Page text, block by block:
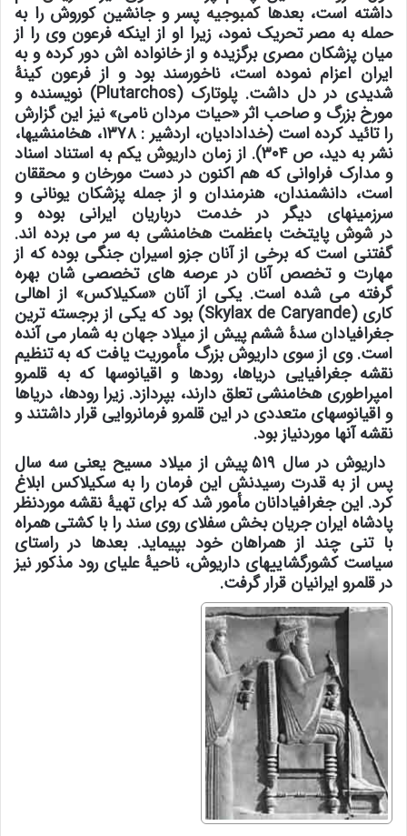
داشته است، بعدهاکمبوجیه پسر و جانشین کوروش را به
حمله به مصر تحریک نمود، زیرا او از اینکه فرعون وی را از
میان پزشکان مصری برگزیده و از خانواده اش دور کرده و به
ایران اعزام نموده است، ناخورسند بود و از فرعون کینۀ
شدیدی در دل داشت.پلوتارک (Plutarchos) نویسنده و
مورخ بزرگ و صاحب اثر «حیات مردان نامی» نیز این گزارش
را تائید کرده است (خدادادیان، اردشیر : ۱۳۷۸، هخامنشیها،
نشر به دید، ص ۳۰۴). از زمان داریوش یکم به استناد اسناد
و مدارک فراوانی که هم اکنون در دست مورخان و محققان
است، دانشمندان، هنرمندان و از جمله پزشکان یونانی و
سرزمینهای دیگر در خدمت درباریان ایرانی بوده و
درشوش پایتخت باعظمتهخامنشی به سر می برده اند.
گفتنی است که برخی از آنان جزو اسیران جنگی بوده که از
مهارت و تخصص آنان در عرصه های تخصصی شان بهره
گرفته می شده است. یکی از آنان «سکیلاکس» از اهالی
کاری (Skylax de Caryande) بود که یکی از برجسته ترین
جغرافیادان سدۀ ششم پیش از میلادجهانبه شمار می آنده
است. وی از سوی داریوش بزرگ مأموریت یافت که به تنظیم
نقشه جغرافیایی دریاها، رودها و اقیانوسها که به قلمرو
امپراطوری هخامنشی تعلق دارند، بپردازد. زیرا رودها، دریاها
و اقیانوسهای متعددی در این قلمرو فرمانروایی قرار داشتند و
نقشه آنها موردنیاز بود.
داریوش در سال ۵۱۹ پیش از میلاد مسیح یعنی سه سال
پس از به قدرت رسیدنش این فرمان را به سکیلاکس ابلاغ
کرد. این جغرافیادانان مأمور شد که برای تهیۀ نقشه موردنظر
پادشاه ایران جریان بخش سفلای رویسندرا با کشتی همراه
با تنی چند از همراهان خود بپیماید. بعدها در راستای
سیاست کشورگشاییهای داریوش، ناحیۀ علیای رود مذکور نیز
در قلمرو ایرانیان قرار گرفت.